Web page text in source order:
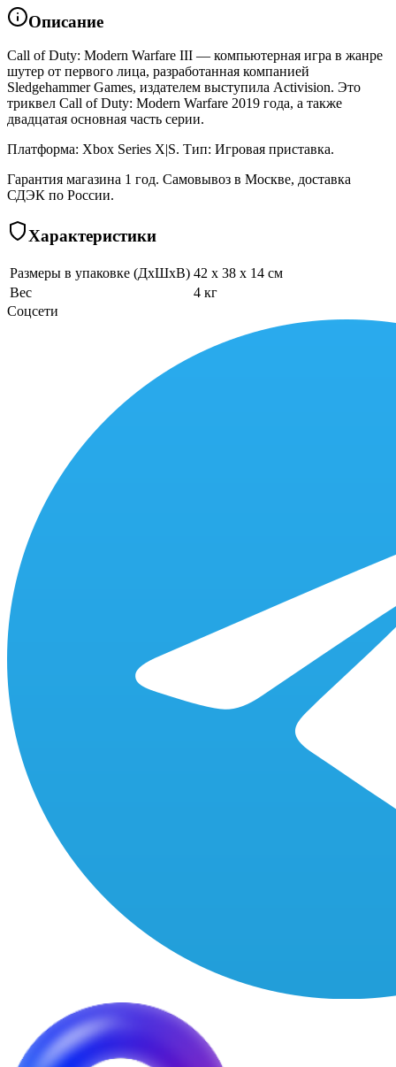
Описание
Call of Duty: Modern Warfare III — компьютерная игра в жанре
шутер от первого лица, разработанная компанией
Sledgehammer Games, издателем выступила Activision. Это
триквел Call of Duty: Modern Warfare 2019 года, а также
двадцатая основная часть серии.
Платформа: Xbox Series X|S. Тип: Игровая приставка.
Гарантия магазина 1 год. Самовывоз в Москве, доставка
СДЭК по России.
Характеристики
Размеры в упаковке (ДхШхВ) 42 x 38 x 14 см
Вес
4 кг
Соцсети